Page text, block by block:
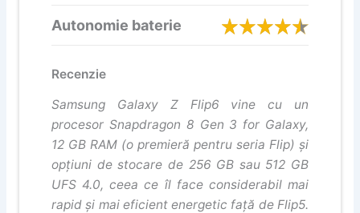
Autonomie baterie
Recenzie
Samsung Galaxy Z Flip6 vine cu un
procesor Snapdragon 8 Gen 3 for Galaxy,
12 GB RAM (o premieră pentru seria Flip) și
opțiuni de stocare de 256 GB sau 512 GB
UFS 4.0, ceea ce îl face considerabil mai
rapid și mai eficient energetic față de Flip5.